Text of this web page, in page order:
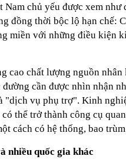
chủ yếu được xem như
đồng thời bộc lộ hạn chế:
miền với những điều kiện
cao chất lượng nguồn
cần được nhìn nhận
"dịch vụ phụ trợ". Kinh
thể trở thành công cụ
cách có hệ thống, bao
nhiều quốc gia khác